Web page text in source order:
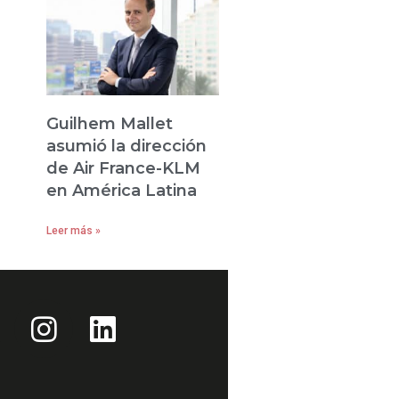
Guilhem Mallet
asumió la dirección
de Air France-KLM
en América Latina
Leer más »